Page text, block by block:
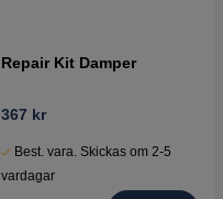
Repair Kit Damper
367 kr
Best. vara. Skickas om 2-5
vardagar